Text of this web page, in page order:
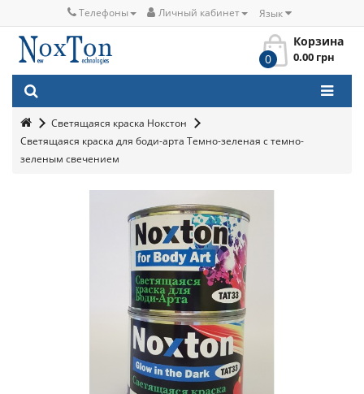
Телефоны Личный кабинет Язык
Корзина
0
0.00 грн
Светящаяся краска Нокстон
Светящаяся краска для боди-арта Темно-зеленая с темно-
зеленым свечением